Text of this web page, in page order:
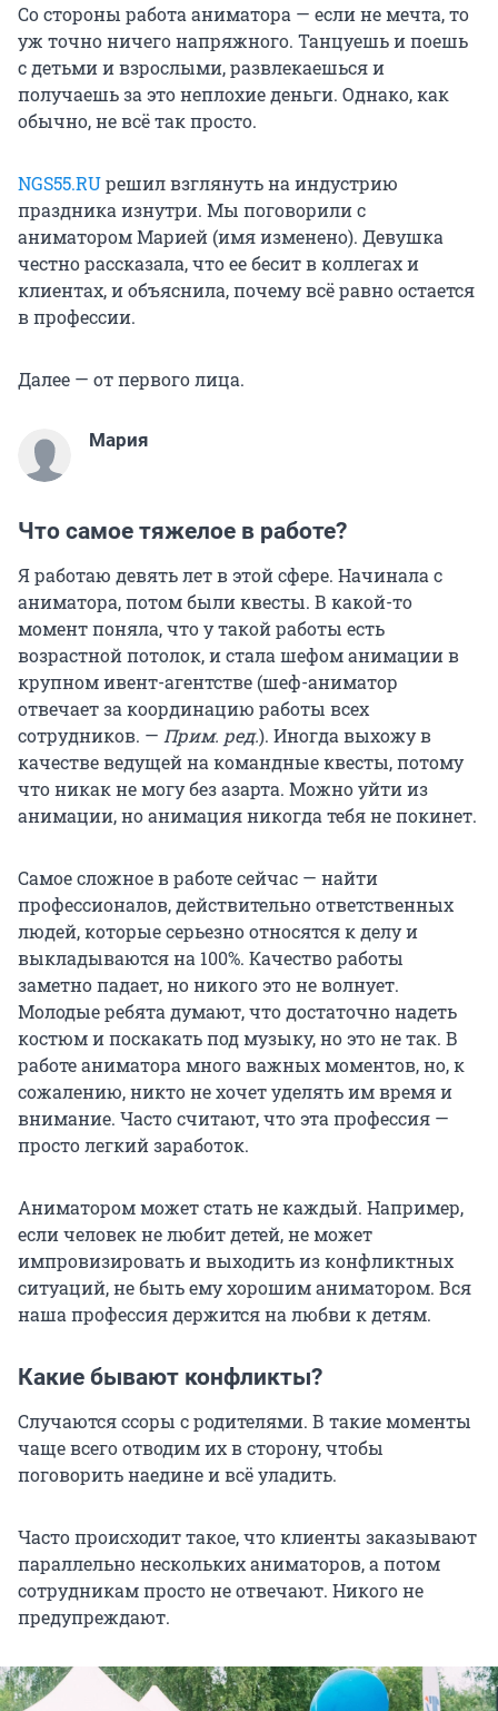
Со стороны работа аниматора — если не мечта, то
уж точно ничего напряжного. Танцуешь и поешь
с детьми и взрослыми, развлекаешься и
получаешь за это неплохие деньги. Однако, как
обычно, не всё так просто.
NGS55.RUрешил взглянуть на индустрию
праздника изнутри. Мы поговорили с
аниматором Марией (имя изменено). Девушка
честно рассказала, что ее бесит в коллегах и
клиентах, и объяснила, почему всё равно остается
в профессии.
Далее — от первого лица.
Мария
Что самое тяжелое в работе?
Я работаю девять лет в этой сфере. Начинала с
аниматора, потом были квесты. В какой-то
момент поняла, что у такой работы есть
возрастной потолок, и стала шефом анимации в
крупном ивент-агентстве (шеф-аниматор
отвечает за координацию работы всех
сотрудников. — Прим. ред.). Иногда выхожу в
качестве ведущей на командные квесты, потому
что никак не могу без азарта. Можно уйти из
анимации, но анимация никогда тебя не покинет.
Самое сложное в работе сейчас — найти
профессионалов, действительно ответственных
людей, которые серьезно относятся к делу и
выкладываются на 100%. Качество работы
заметно падает, но никого это не волнует.
Молодые ребята думают, что достаточно надеть
костюм и поскакать под музыку, но это не так. В
работе аниматора много важных моментов, но, к
сожалению, никто не хочет уделять им время и
внимание. Часто считают, что эта профессия —
просто легкий заработок.
Аниматором может стать не каждый. Например,
если человек не любит детей, не может
импровизировать и выходить из конфликтных
ситуаций, не быть ему хорошим аниматором. Вся
наша профессия держится на любви к детям.
Какие бывают конфликты?
Случаются ссоры с родителями. В такие моменты
чаще всего отводим их в сторону, чтобы
поговорить наедине и всё уладить.
Часто происходит такое, что клиенты заказывают
параллельно нескольких аниматоров, а потом
сотрудникам просто не отвечают. Никого не
предупреждают.